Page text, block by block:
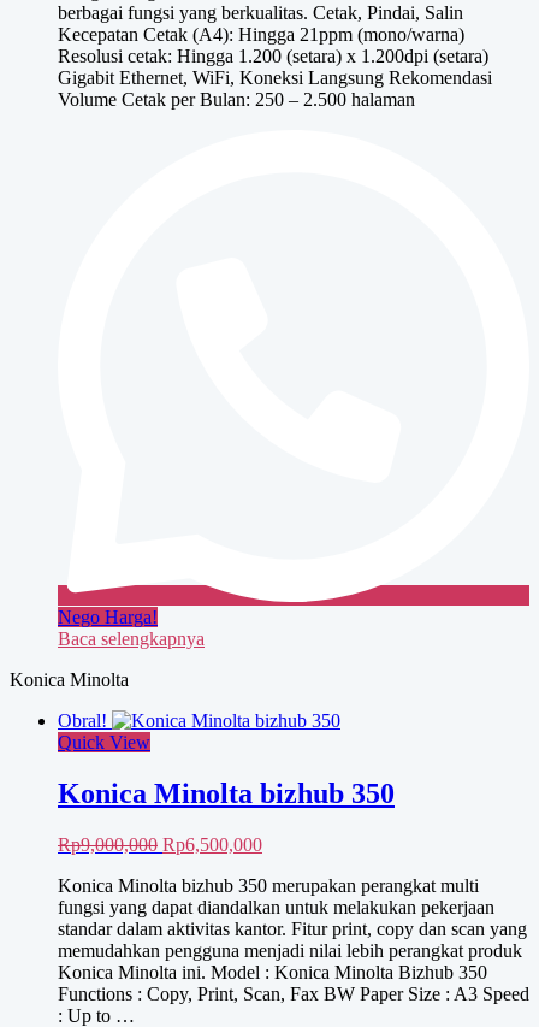
Rp9,500,000.
berbagai fungsi yang berkualitas. Cetak, Pindai, Salin
Kecepatan Cetak (A4): Hingga 21ppm (mono/warna)
Resolusi cetak: Hingga 1.200 (setara) x 1.200dpi (setara)
Gigabit Ethernet, WiFi, Koneksi Langsung Rekomendasi
Volume Cetak per Bulan: 250 – 2.500 halaman
Nego Harga!
Baca selengkapnya
Konica Minolta
Obral!
Quick View
Konica Minolta bizhub 350
Rp9,000,000 Harga
adalah:
Rp9,000,000.
Rp6,500,000Harga
ini
adalah:
Rp6,500,000.
Konica Minolta bizhub 350 merupakan perangkat multi
fungsi yang dapat diandalkan untuk melakukan pekerjaan
standar dalam aktivitas kantor. Fitur print, copy dan scan yang
memudahkan pengguna menjadi nilai lebih perangkat produk
Konica Minolta ini. Model : Konica Minolta Bizhub 350
Functions : Copy, Print, Scan, Fax BW Paper Size : A3 Speed
: Up to …